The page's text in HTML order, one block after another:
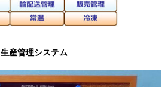
生産管理システム